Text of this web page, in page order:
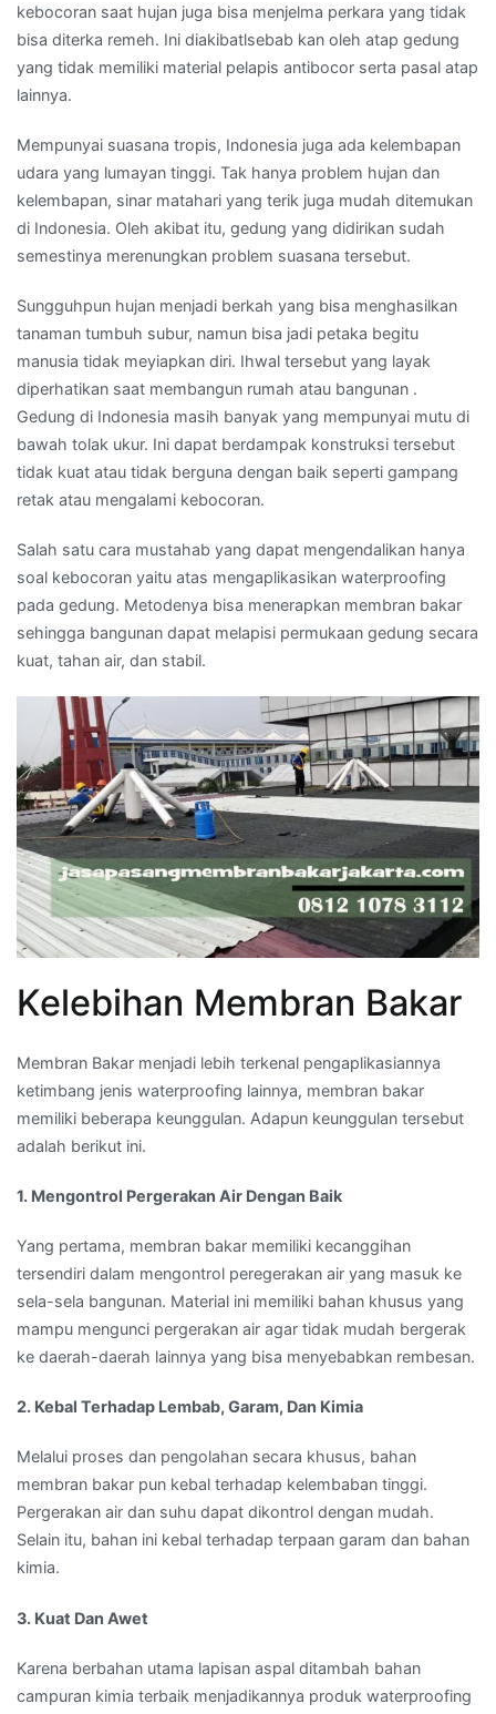
kebocoran saat hujan juga bisa menjelma perkara yang tidak
bisa diterka remeh. Ini diakibatlsebab kan oleh atap gedung
yang tidak memiliki material pelapis antibocor serta pasal atap
lainnya.
Mempunyai suasana tropis, Indonesia juga ada kelembapan
udara yang lumayan tinggi. Tak hanya problem hujan dan
kelembapan, sinar matahari yang terik juga mudah ditemukan
di Indonesia. Oleh akibat itu, gedung yang didirikan sudah
semestinya merenungkan problem suasana tersebut.
Sungguhpun hujan menjadi berkah yang bisa menghasilkan
tanaman tumbuh subur, namun bisa jadi petaka begitu
manusia tidak meyiapkan diri. Ihwal tersebut yang layak
diperhatikan saat membangun rumah atau bangunan .
Gedung di Indonesia masih banyak yang mempunyai mutu di
bawah tolak ukur. Ini dapat berdampak konstruksi tersebut
tidak kuat atau tidak berguna dengan baik seperti gampang
retak atau mengalami kebocoran.
Salah satu cara mustahab yang dapat mengendalikan hanya
soal kebocoran yaitu atas mengaplikasikan waterproofing
pada gedung. Metodenya bisa menerapkan membran bakar
sehingga bangunan dapat melapisi permukaan gedung secara
kuat, tahan air, dan stabil.
Kelebihan Membran Bakar
Membran Bakar menjadi lebih terkenal pengaplikasiannya
ketimbang jenis waterproofing lainnya, membran bakar
memiliki beberapa keunggulan. Adapun keunggulan tersebut
adalah berikut ini.
1. Mengontrol Pergerakan Air Dengan Baik
Yang pertama, membran bakar memiliki kecanggihan
tersendiri dalam mengontrol peregerakan air yang masuk ke
sela-sela bangunan. Material ini memiliki bahan khusus yang
mampu mengunci pergerakan air agar tidak mudah bergerak
ke daerah-daerah lainnya yang bisa menyebabkan rembesan.
2. Kebal Terhadap Lembab, Garam, Dan Kimia
Melalui proses dan pengolahan secara khusus, bahan
membran bakar pun kebal terhadap kelembaban tinggi.
Pergerakan air dan suhu dapat dikontrol dengan mudah.
Selain itu, bahan ini kebal terhadap terpaan garam dan bahan
kimia.
3. Kuat Dan Awet
Karena berbahan utama lapisan aspal ditambah bahan
campuran kimia terbaik menjadikannya produk waterproofing